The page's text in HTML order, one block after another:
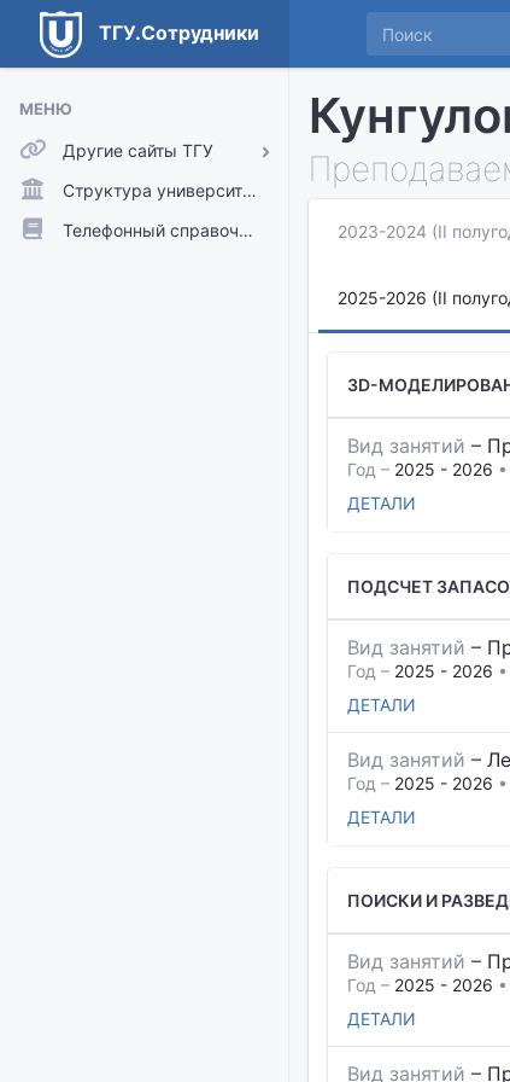
ТГУ.Сотрудники
МЕНЮ
Другие сайты ТГУ
ТГУ.Аккаунты
ТГУ.Расписание
Структура университета
Телефонный справочник
2023-2024 (II
2025-2026 (II
3D-
Вид занятий –
Год – 2025 - 2026
ДЕТАЛИ
ПОДСЧЕТ
Вид занятий –
Год – 2025 - 2026
ДЕТАЛИ
Вид занятий –
Год – 2025 - 2026
ДЕТАЛИ
ПОИСКИ И
Вид занятий –
Год – 2025 - 2026
ДЕТАЛИ
Вид занятий –